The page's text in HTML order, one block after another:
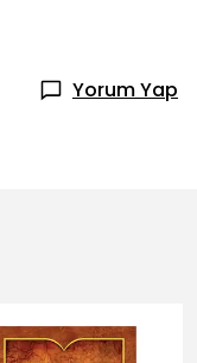
Yorum Yap